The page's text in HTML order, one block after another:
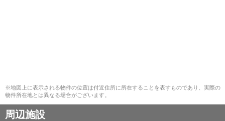
※地図上に表示される物件の位置は付近住所に所在することを表すものであり、実際の
物件所在地とは異なる場合がございます。
周辺施設